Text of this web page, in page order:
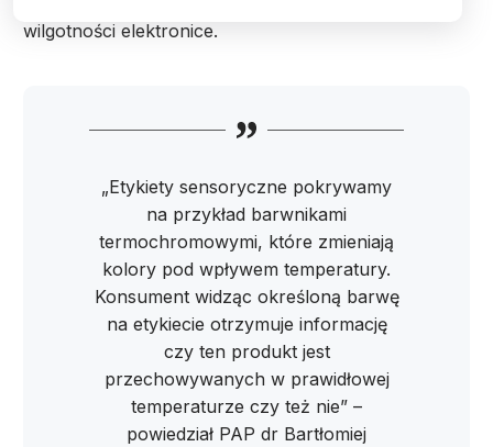
wilgotności elektronice.
„Etykiety sensoryczne pokrywamy
na przykład barwnikami
termochromowymi, które zmieniają
kolory pod wpływem temperatury.
Konsument widząc określoną barwę
na etykiecie otrzymuje informację
czy ten produkt jest
przechowywanych w prawidłowej
temperaturze czy też nie” –
powiedział PAP dr Bartłomiej